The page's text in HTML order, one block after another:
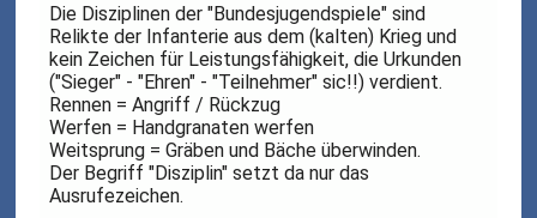
Die Disziplinen der "Bundesjugendspiele" sind
Relikte der Infanterie aus dem (kalten) Krieg und
kein Zeichen für Leistungsfähigkeit, die Urkunden
("Sieger" - "Ehren" - "Teilnehmer" sic!!) verdient.
Rennen = Angriff / Rückzug
Werfen = Handgranaten werfen
Weitsprung = Gräben und Bäche überwinden.
Der Begriff "Disziplin" setzt da nur das
Ausrufezeichen.